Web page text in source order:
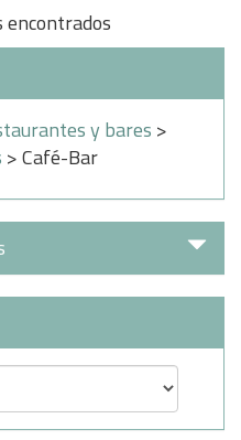
encontrados
y bares >
> Café-Bar